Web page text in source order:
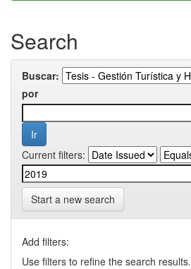
Search
Buscar:
por
Current filters:
Start a new search
Add filters:
Use filters to refine the search results.